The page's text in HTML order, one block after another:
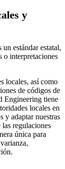
y
estándar estatal,
o interpretaciones
locales, así como
de códigos de
Engineering tiene
locales en
y adaptar nuestras
regulaciones
única para